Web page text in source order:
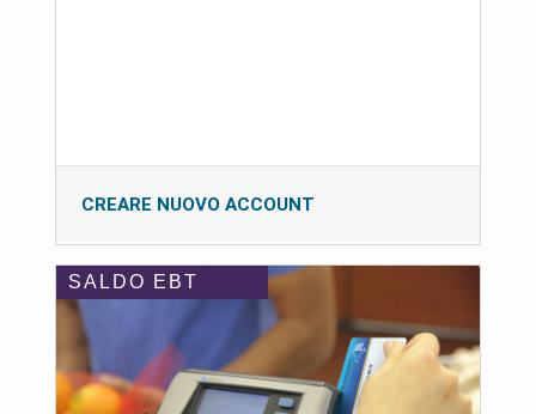
CREARE NUOVO ACCOUNT
SALDO EBT